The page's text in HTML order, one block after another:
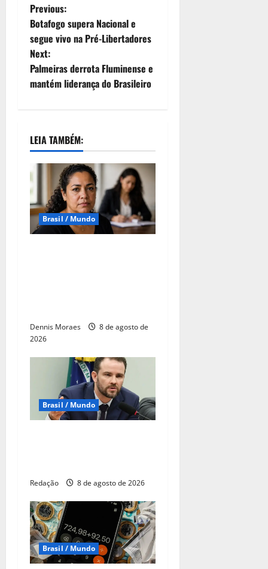
Previous:
Botafogo supera Nacional e
segue vivo na Pré-Libertadores
Next:
Palmeiras derrota Fluminense e
mantém liderança do Brasileiro
LEIA TAMBÉM:
Brasil / Mundo
Dennis Moraes
8 de agosto de
2026
Brasil / Mundo
Redação 8 de agosto de 2026
Brasil / Mundo